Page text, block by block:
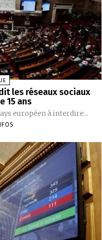
les réseaux sociaux
15 ans
européen à interdire...